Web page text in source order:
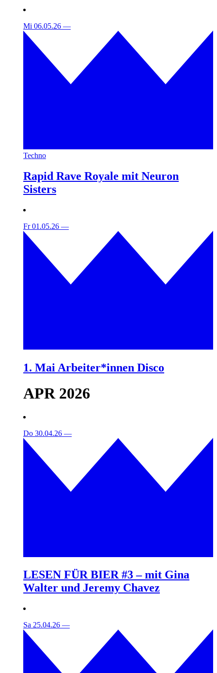
Mi 06.05.26 —
Techno
Rapid Rave Royale mit Neuron
Sisters
Fr 01.05.26 —
1. Mai Arbeiter*innen Disco
APR 2026
Do 30.04.26 —
LESEN FÜR BIER #3 – mit Gina
Walter und Jeremy Chavez
Sa 25.04.26 —